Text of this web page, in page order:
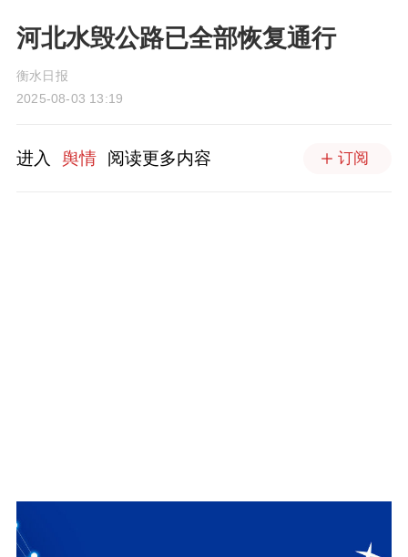
河北水毁公路已全部恢复通行
衡水日报
2025-08-03 13:19
进入 舆情 阅读更多内容 订阅